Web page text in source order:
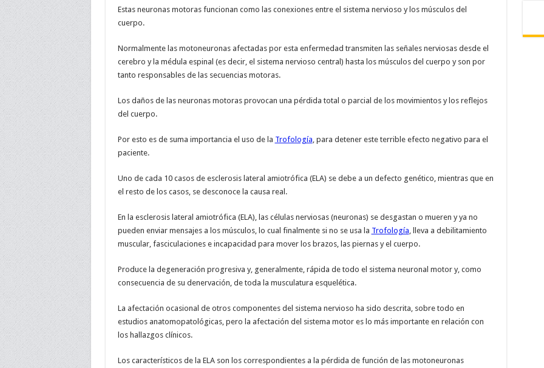
Estas neuronas motoras funcionan como las conexiones entre el sistema nervioso y los músculos del
cuerpo.
Normalmente las motoneuronas afectadas por esta enfermedad transmiten las señales nerviosas desde el
cerebro y la médula espinal (es decir, el sistema nervioso central) hasta los músculos del cuerpo y son por
tanto responsables de las secuencias motoras.
Los daños de las neuronas motoras provocan una pérdida total o parcial de los movimientos y los reflejos
del cuerpo.
Por esto es de suma importancia el uso de la Trofología, para detener este terrible efecto negativo para el
paciente.
Uno de cada 10 casos de esclerosis lateral amiotrófica (ELA) se debe a un defecto genético, mientras que en
el resto de los casos, se desconoce la causa real.
En la esclerosis lateral amiotrófica (ELA), las células nerviosas (neuronas) se desgastan o mueren y ya no
pueden enviar mensajes a los músculos, lo cual finalmente si no se usa la Trofología, lleva a debilitamiento
muscular, fasciculaciones e incapacidad para mover los brazos, las piernas y el cuerpo.
Produce la degeneración progresiva y, generalmente, rápida de todo el sistema neuronal motor y, como
consecuencia de su denervación, de toda la musculatura esquelética.
La afectación ocasional de otros componentes del sistema nervioso ha sido descrita, sobre todo en
estudios anatomopatológicas, pero la afectación del sistema motor es lo más importante en relación con
los hallazgos clínicos.
Los característicos de la ELA son los correspondientes a la pérdida de función de las motoneuronas